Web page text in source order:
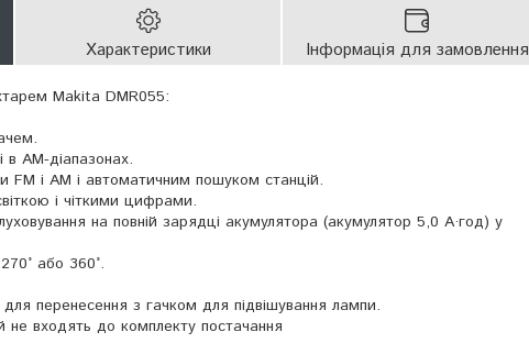
Характеристики Інформація для замовлення
Makita DMR055:
AM-діапазонах.
і AM і автоматичним пошуком станцій.
і чіткими цифрами.
на повній зарядці акумулятора (акумулятор 5,0 А·год) у
або 360°.
перенесення з гачком для підвішування лампи.
не входять до комплекту постачання